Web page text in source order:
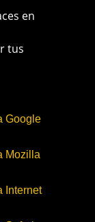
en
tus
Google
Mozilla
Internet